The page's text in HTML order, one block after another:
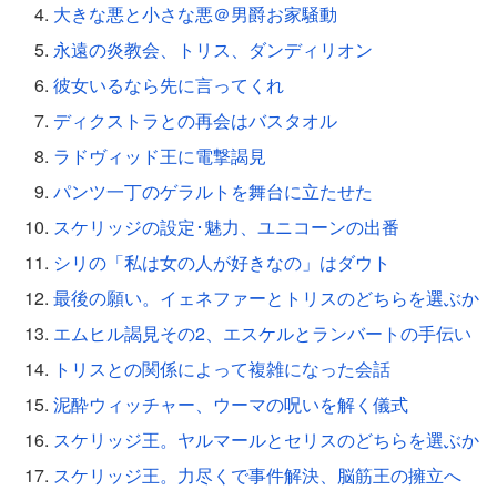
大きな悪と小さな悪＠男爵お家騒動
永遠の炎教会、トリス、ダンディリオン
彼女いるなら先に言ってくれ
ディクストラとの再会はバスタオル
ラドヴィッド王に電撃謁見
パンツ一丁のゲラルトを舞台に立たせた
スケリッジの設定･魅力、ユニコーンの出番
シリの「私は女の人が好きなの」はダウト
最後の願い。イェネファーとトリスのどちらを選ぶか
エムヒル謁見その2、エスケルとランバートの手伝い
トリスとの関係によって複雑になった会話
泥酔ウィッチャー、ウーマの呪いを解く儀式
スケリッジ王。ヤルマールとセリスのどちらを選ぶか
スケリッジ王。力尽くで事件解決、脳筋王の擁立へ